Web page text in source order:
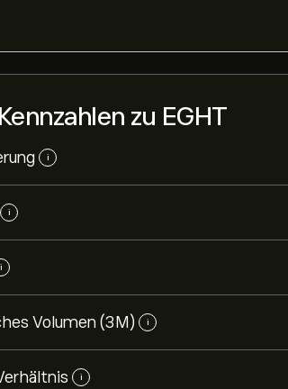
zu EGHT
i
i
i
Volumen (3M) i
i